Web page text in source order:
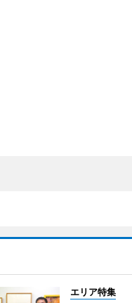
エリア特集